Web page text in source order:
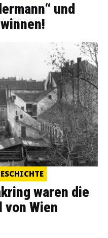
und
waren die
Wien